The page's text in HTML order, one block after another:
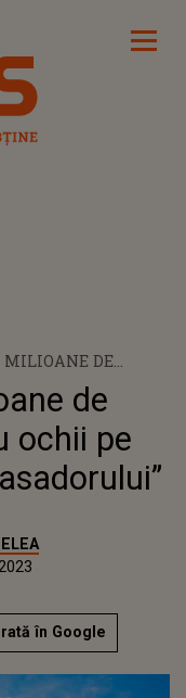
MILIOANE DE
CU OCHII PE
de
ochii pe
în Google